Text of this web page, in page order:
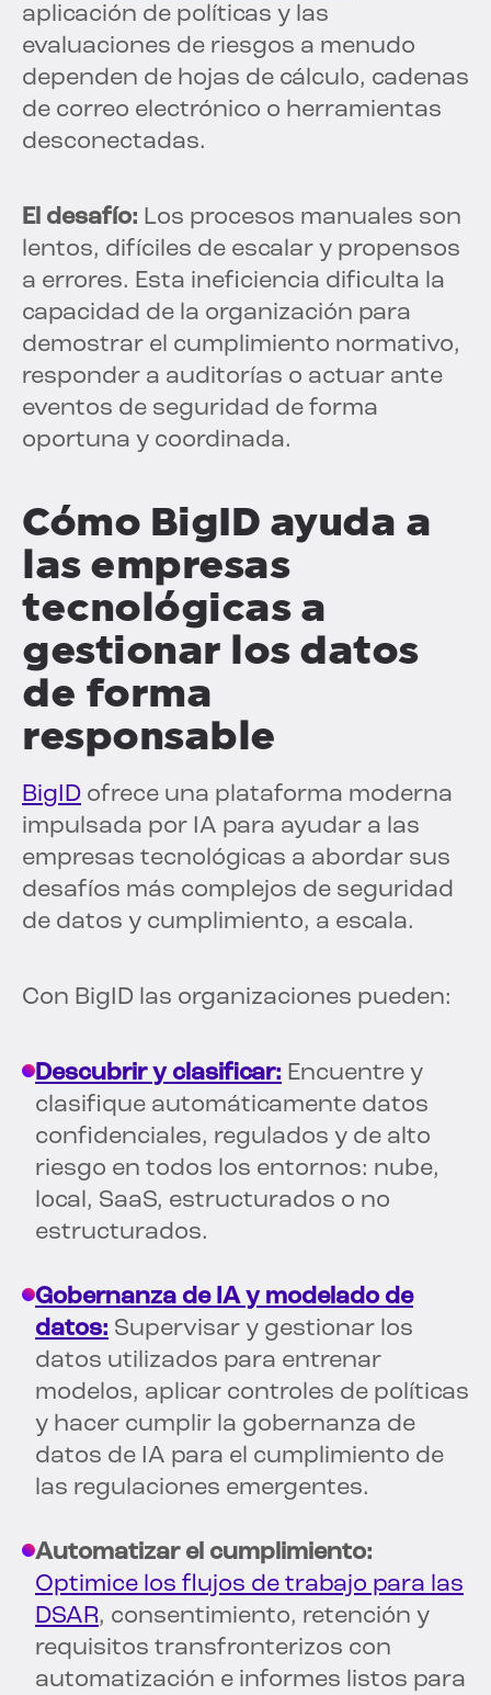
aplicación de políticas y las
evaluaciones de riesgos a menudo
dependen de hojas de cálculo, cadenas
de correo electrónico o herramientas
desconectadas.
El desafío: Los procesos manuales son
lentos, difíciles de escalar y propensos
a errores. Esta ineficiencia dificulta la
capacidad de la organización para
demostrar el cumplimiento normativo,
responder a auditorías o actuar ante
eventos de seguridad de forma
oportuna y coordinada.
Cómo BigID ayuda a
las empresas
tecnológicas a
gestionar los datos
de forma
responsable
BigID ofrece una plataforma moderna
impulsada por IA para ayudar a las
empresas tecnológicas a abordar sus
desafíos más complejos de seguridad
de datos y cumplimiento, a escala.
Con BigID las organizaciones pueden:
Descubrir y clasificar: Encuentre y
clasifique automáticamente datos
confidenciales, regulados y de alto
riesgo en todos los entornos: nube,
local, SaaS, estructurados o no
estructurados.
Gobernanza de IA y modelado de
datos: Supervisar y gestionar los
datos utilizados para entrenar
modelos, aplicar controles de políticas
y hacer cumplir la gobernanza de
datos de IA para el cumplimiento de
las regulaciones emergentes.
Automatizar el cumplimiento:
Optimice los flujos de trabajo para las
DSAR, consentimiento, retención y
requisitos transfronterizos con
automatización e informes listos para